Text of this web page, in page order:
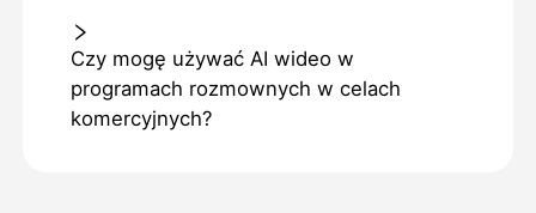
Czy mogę używać AI wideo w
programach rozmownych w celach
komercyjnych?